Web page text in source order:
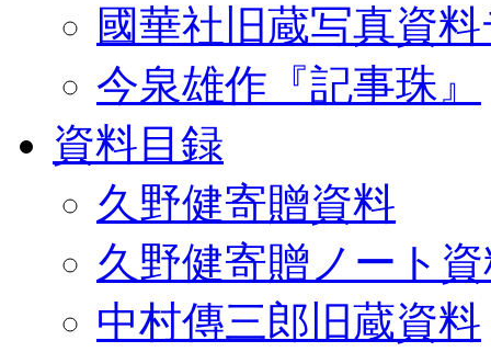
國華社旧蔵写真資
今泉雄作『記事珠』
資料目録
久野健寄贈資料
久野健寄贈ノート
中村傳三郎旧蔵資料